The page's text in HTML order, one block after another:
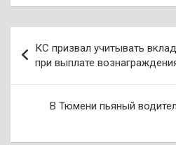
по
записям
КС призвал учитывать
при выплате
В Тюмени пьяный